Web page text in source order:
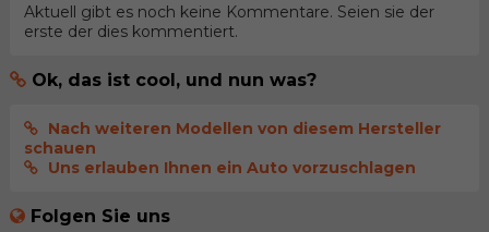
Aktuell gibt es noch keine Kommentare. Seien sie der
erste der dies kommentiert.
Ok, das ist cool, und nun was?
Nach weiteren Modellen von diesem Hersteller
schauen
Uns erlauben Ihnen ein Auto vorzuschlagen
Folgen Sie uns